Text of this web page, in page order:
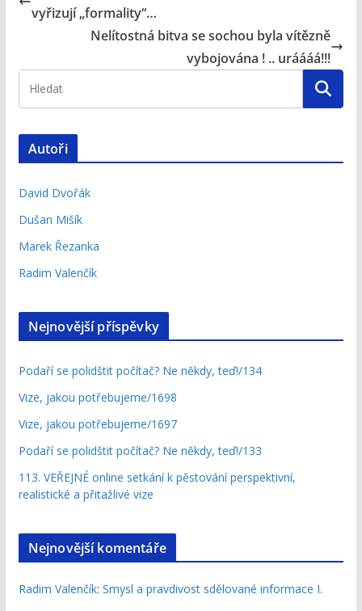
vyřizují „formality“…
Nelítostná bitva se sochou byla vítězně
vybojována ! .. uráááá!!!
Autoři
David Dvořák
Dušan Mišík
Marek Řezanka
Radim Valenčík
Nejnovější příspěvky
Podaří se polidštit počítač? Ne někdy, teď!/134
Vize, jakou potřebujeme/1698
Vize, jakou potřebujeme/1697
Podaří se polidštit počítač? Ne někdy, teď!/133
113. VEŘEJNÉ online setkání k pěstování perspektivní,
realistické a přitažlivé vize
Nejnovější komentáře
Radim Valenčík: Smysl a pravdivost sdělované informace I.